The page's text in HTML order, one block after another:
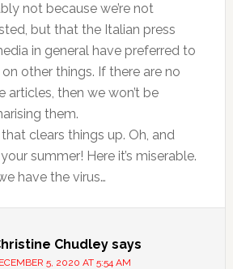
not because we’re not
but that the Italian press
in general have preferred to
other things. If there are no
articles, then we won’t be
them.
clears things up. Oh, and
summer! Here it’s miserable.
have the virus…
Chudley says
5, 2020 AT 5:54 AM